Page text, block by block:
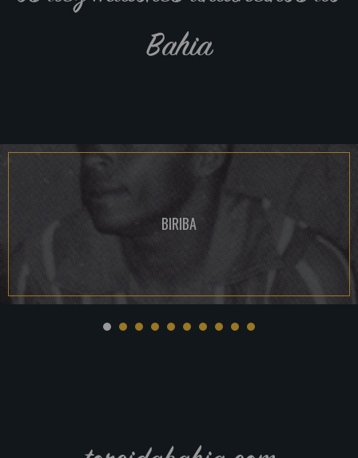
Bahia
BIRIBA